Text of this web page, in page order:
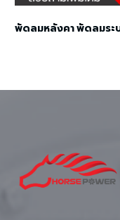
พัดลมหลังคา พัดลมระบ